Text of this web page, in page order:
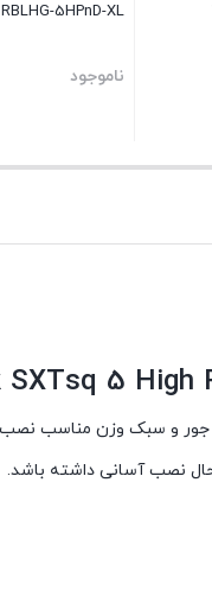
RBLHG-5HPnD-XL
ناموجود
نصب آسانی داشته باشد.